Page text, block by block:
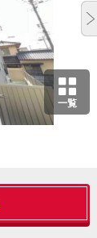
一覧